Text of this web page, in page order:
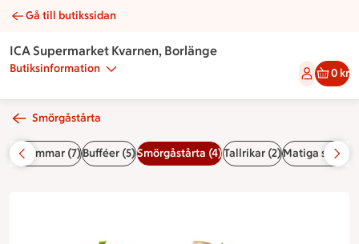
Kvarnentårtan | Catering ICA Supermarket Kvarnen, Borlänge
Gå till butikssidan
ICA Supermarket Kvarnen, Borlänge
Butiksinformation 0 kr
Smörgåstårta
Midsommar (7)Bufféer (5)Smörgåstårta (4)Tallrikar (2)Matiga